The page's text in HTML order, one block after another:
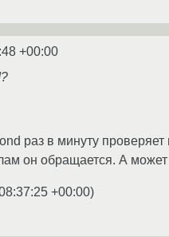
+00:00
раз в минуту
он обращается. А
+00:00)